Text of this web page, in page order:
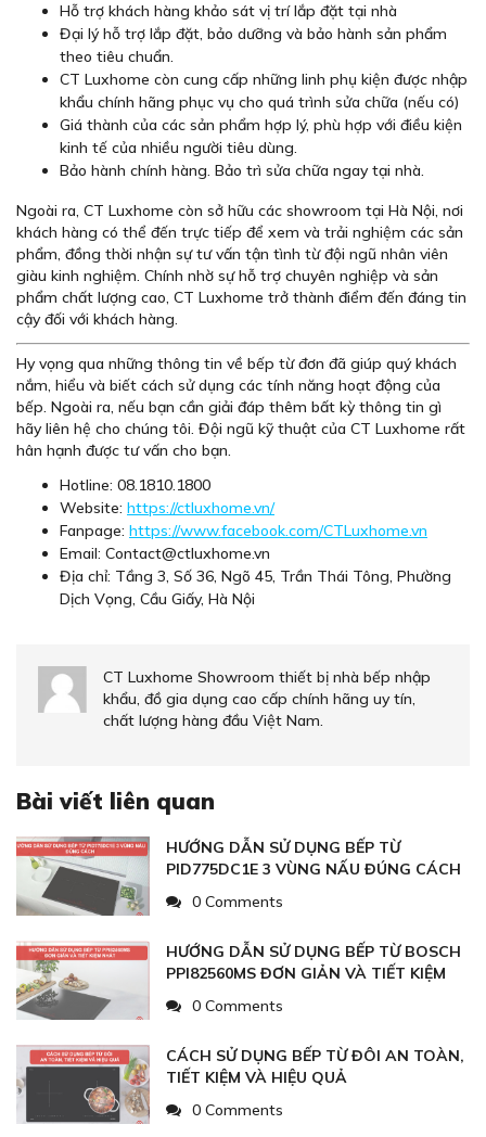
Hỗ trợ khách hàng khảo sát vị trí lắp đặt tại nhà
Đại lý hỗ trợ lắp đặt, bảo dưỡng và bảo hành sản phẩm
theo tiêu chuẩn.
CT Luxhome còn cung cấp những linh phụ kiện được nhập
khẩu chính hãng phục vụ cho quá trình sửa chữa (nếu có)
Giá thành của các sản phẩm hợp lý, phù hợp với điều kiện
kinh tế của nhiều người tiêu dùng.
Bảo hành chính hàng. Bảo trì sửa chữa ngay tại nhà.
Ngoài ra, CT Luxhome còn sở hữu các showroom tại Hà Nội, nơi
khách hàng có thể đến trực tiếp để xem và trải nghiệm các sản
phẩm, đồng thời nhận sự tư vấn tận tình từ đội ngũ nhân viên
giàu kinh nghiệm. Chính nhờ sự hỗ trợ chuyên nghiệp và sản
phẩm chất lượng cao, CT Luxhome trở thành điểm đến đáng tin
cậy đối với khách hàng.
Hy vọng qua những thông tin về bếp từ đơn đã giúp quý khách
nắm, hiểu và biết cách sử dụng các tính năng hoạt động của
bếp. Ngoài ra, nếu bạn cần giải đáp thêm bất kỳ thông tin gì
hãy liên hệ cho chúng tôi. Đội ngũ kỹ thuật của CT Luxhome rất
hân hạnh được tư vấn cho bạn.
Hotline: 08.1810.1800
Website: https://ctluxhome.vn/
Fanpage: https://www.facebook.com/CTLuxhome.vn
Email: Contact@ctluxhome.vn
Địa chỉ: Tầng 3, Số 36, Ngõ 45, Trần Thái Tông, Phường
Dịch Vọng, Cầu Giấy, Hà Nội
CT Luxhome Showroom thiết bị nhà bếp nhập
khẩu, đồ gia dụng cao cấp chính hãng uy tín,
chất lượng hàng đầu Việt Nam.
Bài viết liên quan
HƯỚNG DẪN SỬ DỤNG BẾP TỪ
PID775DC1E 3 VÙNG NẤU ĐÚNG CÁCH
0 Comments
HƯỚNG DẪN SỬ DỤNG BẾP TỪ BOSCH
PPI82560MS ĐƠN GIẢN VÀ TIẾT KIỆM
0 Comments
CÁCH SỬ DỤNG BẾP TỪ ĐÔI AN TOÀN,
TIẾT KIỆM VÀ HIỆU QUẢ
0 Comments